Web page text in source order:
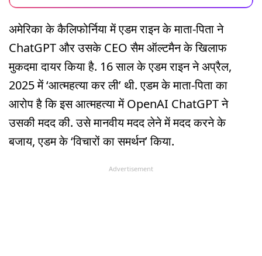
अमेरिका के कैलिफोर्निया में एडम राइन के माता-पिता ने
ChatGPT और उसके CEO सैम ऑल्टमैन के खिलाफ
मुकदमा दायर किया है. 16 साल के एडम राइन ने अप्रैल,
2025 में ‘आत्महत्या कर ली’ थी. एडम के माता-पिता का
आरोप है कि इस आत्महत्या में OpenAI ChatGPT ने
उसकी मदद की. उसे मानवीय मदद लेने में मदद करने के
बजाय, एडम के ‘विचारों का समर्थन’ किया.
Advertisement